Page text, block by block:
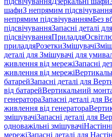
шафиЗ непрямим
непрямим підсвічуваннямБез
підсвічуванняЗапасні деталі
підсвічуванняПриладдя
приладдяРозеткиЗмішувачі
деталі для Змішувачі для
живлення від мережіЗапасні
живлення від мережі
батарейЗапасні деталі для
від батарейВертикальний
генератораЗапасні деталі для
живлення від генератора
змішувачіЗапасні деталі для
одноважільні змішувачі
мережіЗапасні деталі для